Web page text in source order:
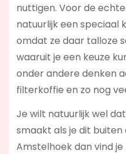
nuttigen. Voor de
natuurlijk een speciaal
omdat ze daar talloze
waaruit je een keuze
onder andere denken
filterkoffie en zo nog
Je wilt natuurlijk wel
smaakt als je dit buiten
Amstelhoek dan vind